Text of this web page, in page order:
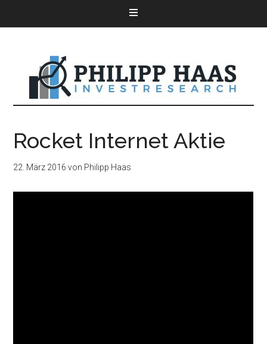
Rocket Internet Aktie
22. März 2016 von Philipp Haas